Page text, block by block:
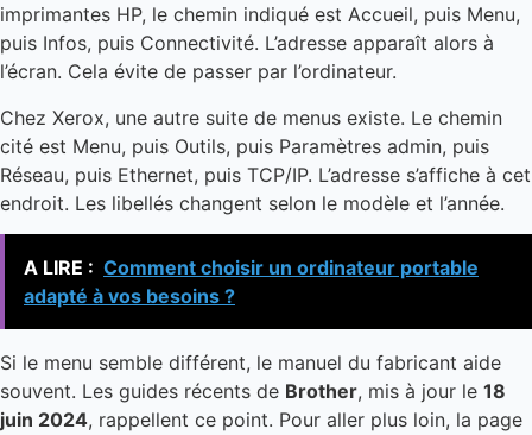
imprimantes HP, le chemin indiqué est Accueil, puis Menu,
puis Infos, puis Connectivité. L’adresse apparaît alors à
l’écran. Cela évite de passer par l’ordinateur.
Chez Xerox, une autre suite de menus existe. Le chemin
cité est Menu, puis Outils, puis Paramètres admin, puis
Réseau, puis Ethernet, puis TCP/IP. L’adresse s’affiche à cet
endroit. Les libellés changent selon le modèle et l’année.
A LIRE : Comment choisir un ordinateur portable
adapté à vos besoins ?
Si le menu semble différent, le manuel du fabricant aide
souvent. Les guides récents de Brother, mis à jour le 18
juin 2024, rappellent ce point. Pour aller plus loin, la page